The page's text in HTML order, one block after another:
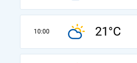
10:00 21°C